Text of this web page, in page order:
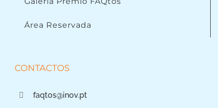
Área Reservada
CONTACTOS
faqtos@inov.pt